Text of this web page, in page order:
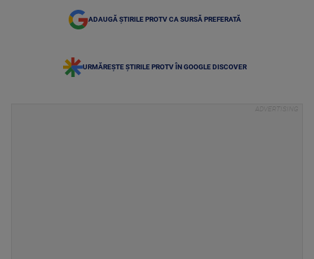
ADAUGĂ ȘTIRILE PROTV CA SURSĂ PREFERATĂ
URMĂREȘTE ȘTIRILE PROTV ÎN GOOGLE DISCOVER